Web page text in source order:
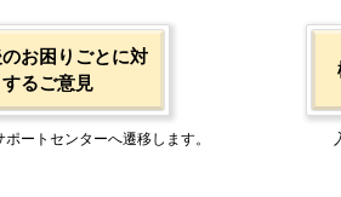
お困りごとに対
するご意見
ートセンターへ遷移します。